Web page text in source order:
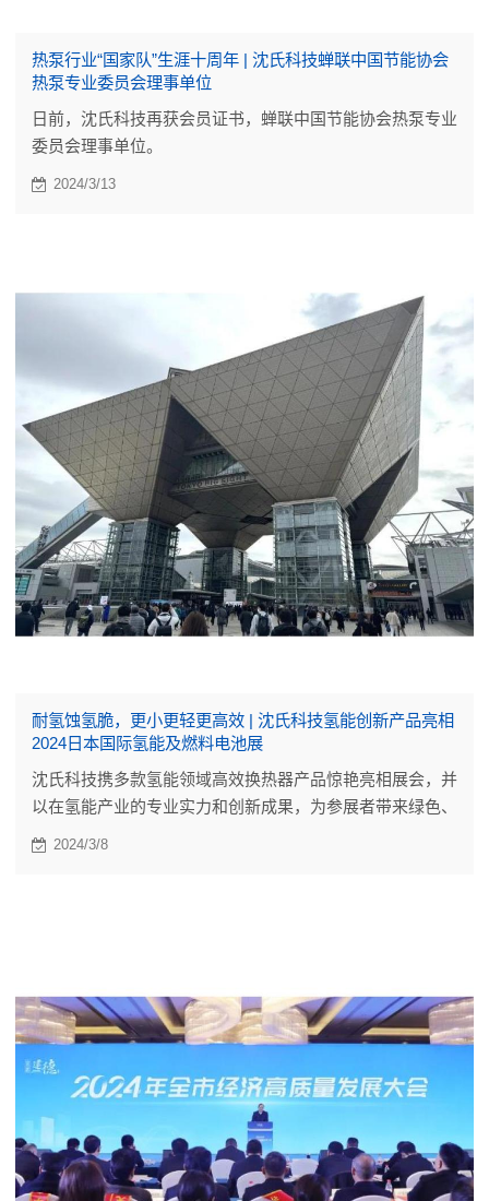
热泵行业“国家队”生涯十周年 | 沈氏科技蝉联中国节能协会
热泵专业委员会理事单位
日前，沈氏科技再获会员证书，蝉联中国节能协会热泵专业
委员会理事单位。
2024/3/13
耐氢蚀氢脆，更小更轻更高效 | 沈氏科技氢能创新产品亮相
2024日本国际氢能及燃料电池展
沈氏科技携多款氢能领域高效换热器产品惊艳亮相展会，并
以在氢能产业的专业实力和创新成果，为参展者带来绿色、
高效、安全的一站式低碳热管理解决方案。
2024/3/8